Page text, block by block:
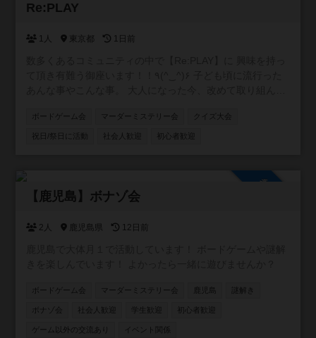
Re:PLAY
1人 東京都 1日前
ンセプトのコミュニティです！！ 主に懐かしい遊びや、 流
行ってはいたけど結局やれずじまいだったこと、 あの当時
逃走中、クイズ大会、 缶蹴りに紙飛行機飛ばしなどな
ど！！ ありとあらゆるコンテンツを シーズンと会場によっ
て 横の繋がりを作って貰えたら（＾Ｏ＾☆♪ 基本的に利益
ボードゲーム会 マーダーミステリー会 クイズ大会
祝日/祭日に活動 社会人歓迎 初心者歓迎
【鹿児島】ボナゾ会
2人 鹿児島県 12日前
ボードゲーム会 マーダーミステリー会 鹿児島 謎解き
ボナゾ会 社会人歓迎 学生歓迎 初心者歓迎
ゲーム以外の交流あり イベント関係